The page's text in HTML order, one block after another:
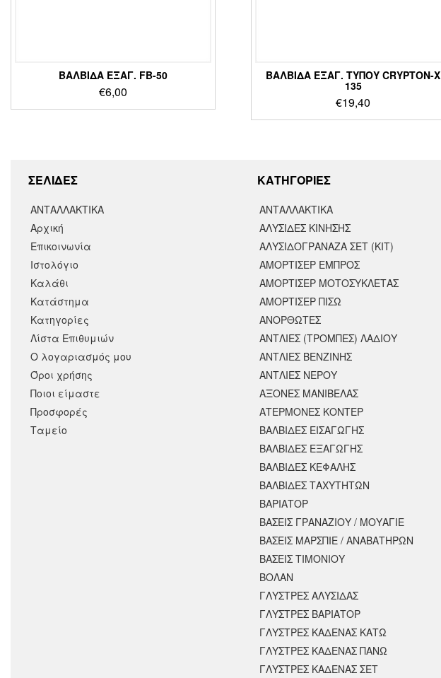
ΒΑΛΒΙΔΑ ΕΞΑΓ. FB-50
€6,00
ΒΑΛΒΙΔΑ ΕΞΑΓ. ΤΎΠΟΥ CRYPTON-X
135
€19,40
ΣΕΛΙΔΕΣ
ΑΝΤΑΛΛΑΚΤΙΚΑ
Αρχική
Επικοινωνία
Ιστολόγιο
Καλάθι
Κατάστημα
Κατηγορίες
Λίστα Επιθυμιών
Ο λογαριασμός μου
Όροι χρήσης
Ποιοι είμαστε
Προσφορές
Ταμείο
KΑΤΗΓΟΡΙΕΣ
ΑΝΤΑΛΛΑΚΤΙΚΆ
ΑΛΥΣΙΔΕΣ ΚΙΝΗΣΗΣ
ΑΛΥΣΙΔΟΓΡΑΝΑΖΑ ΣΕΤ (ΚΙΤ)
ΑΜΟΡΤΙΣΕΡ ΕΜΠΡΟΣ
ΑΜΟΡΤΙΣΈΡ ΜΟΤΟΣΥΚΛΈΤΑΣ
ΑΜΟΡΤΙΣΕΡ ΠΙΣΩ
ΑΝΟΡΘΩΤΕΣ
ΑΝΤΛΙΕΣ (ΤΡΟΜΠΕΣ) ΛΑΔΙΟΥ
ΑΝΤΛΙΕΣ ΒΕΝΖΙΝΗΣ
ΑΝΤΛΙΕΣ ΝΕΡΟΥ
ΑΞΟΝΕΣ ΜΑΝΙΒΕΛΑΣ
ΑΤΕΡΜΟΝΕΣ ΚΟΝΤΕΡ
ΒΑΛΒΙΔΕΣ ΕΙΣΑΓΩΓΗΣ
ΒΑΛΒΙΔΕΣ ΕΞΑΓΩΓΗΣ
ΒΑΛΒΙΔΕΣ ΚΕΦΑΛΗΣ
ΒΑΛΒΙΔΕΣ ΤΑΧΥΤΗΤΩΝ
ΒΑΡΙΑΤΟΡ
ΒΑΣΕΙΣ ΓΡΑΝΑΖΙΟΥ / ΜΟΥΑΓΙΕ
ΒΑΣΕΙΣ ΜΑΡΣΠΙΕ / ΑΝΑΒΑΤΗΡΩΝ
ΒΑΣΕΙΣ ΤΙΜΟΝΙΟΥ
ΒΟΛΑΝ
ΓΛΥΣΤΡΕΣ ΑΛΥΣΙΔΑΣ
ΓΛΥΣΤΡΕΣ ΒΑΡΙΑΤΟΡ
ΓΛΥΣΤΡΕΣ ΚΑΔΕΝΑΣ ΚΑΤΩ
ΓΛΥΣΤΡΕΣ ΚΑΔΕΝΑΣ ΠΑΝΩ
ΓΛΥΣΤΡΕΣ ΚΑΔΕΝΑΣ ΣΕΤ